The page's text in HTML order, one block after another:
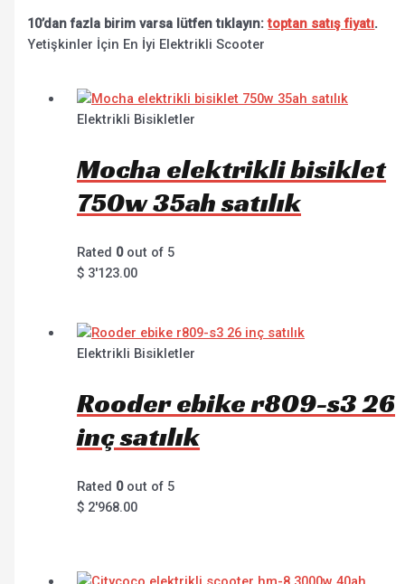
10’dan fazla birim varsa lütfen tıklayın:toptan satış fiyatı.
Yetişkinler İçin En İyi Elektrikli Scooter
Elektrikli Bisikletler
Mocha elektrikli bisiklet
750w 35ah satılık
Rated 0out of 5
$ 3'123.00
Elektrikli Bisikletler
Rooder ebike r809-s3 26
inç satılık
Rated 0out of 5
$ 2'968.00